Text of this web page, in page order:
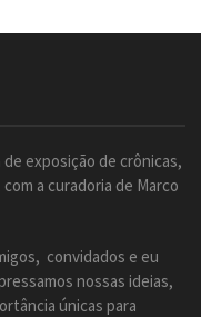
exposição de crônicas,
a curadoria de Marco
convidados e eu
nossas ideias,
únicas para